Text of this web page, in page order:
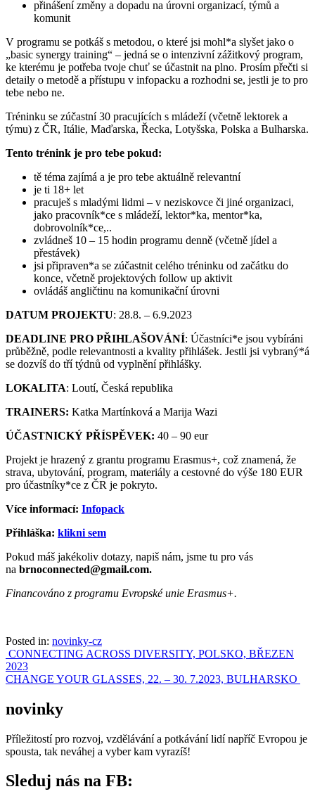
přinášení změny a dopadu na úrovni organizací, týmů a
komunit
V programu se potkáš s metodou, o které jsi mohl*a slyšet jako o
„basic synergy training“ – jedná se o intenzivní zážitkový program,
ke kterému je potřeba tvoje chuť se účastnit na plno. Prosím přečti si
detaily o metodě a přístupu v infopacku a rozhodni se, jestli je to pro
tebe nebo ne.
Tréninku se zúčastní 30 pracujících s mládeží (včetně lektorek a
týmu) z ČR, Itálie, Maďarska, Řecka, Lotyšska, Polska a Bulharska.
Tento trénink je pro tebe pokud:
tě téma zajímá a je pro tebe aktuálně relevantní
je ti 18+ let
pracuješ s mladými lidmi – v neziskovce či jiné organizaci,
jako pracovník*ce s mládeží, lektor*ka, mentor*ka,
dobrovolník*ce,..
zvládneš 10 – 15 hodin programu denně (včetně jídel a
přestávek)
jsi připraven*a se zúčastnit celého tréninku od začátku do
konce, včetně projektových follow up aktivit
ovládáš angličtinu na komunikační úrovni
DATUM PROJEKTU: 28.8. – 6.9.2023
DEADLINE PRO PŘIHLAŠOVÁNÍ: Účastníci*e jsou vybíráni
průběžně, podle relevantnosti a kvality přihlášek. Jestli jsi vybraný*á
se dozvíš do tří týdnů od vyplnění přihlášky.
LOKALITA: Loutí, Česká republika
TRAINERS: Katka Martínková a Marija Wazi
ÚČASTNICKÝ PŘÍSPĚVEK: 40 – 90 eur
Projekt je hrazený z grantu programu Erasmus+, což znamená, že
strava, ubytování, program, materiály a cestovné do výše 180 EUR
pro účastníky*ce z ČR je pokryto.
Více informací: Infopack
Přihláška: klikni sem
Pokud máš jakékoliv dotazy, napiš nám, jsme tu pro vás
na brnoconnected@gmail.com.
Financováno z programu Evropské unie Erasmus+.
Posted in: novinky-cz
Post
navigation
CONNECTING ACROSS DIVERSITY, POLSKO, BŘEZEN
2023
CHANGE YOUR GLASSES, 22. – 30. 7.2023, BULHARSKO
novinky
Příležitostí pro rozvoj, vzdělávání a potkávání lidí napříč Evropou je
spousta, tak neváhej a vyber kam vyrazíš!
Sleduj nás na FB: